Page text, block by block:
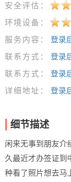
安全评估：
环境设备：
服务内容：
登录
联系方式：
登录
联系方式：
登录
详细地址：
登录
细节描述
闲来无事到朋友介
久最近才办签证到
种看了照片想去马